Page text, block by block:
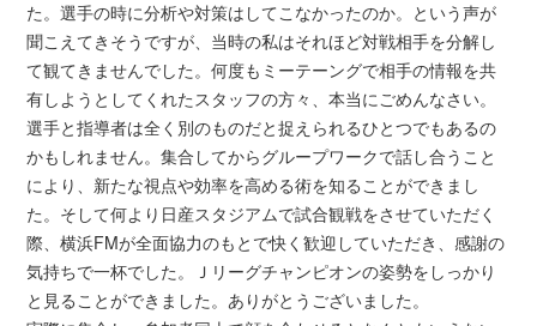
た。選手の時に分析や対策はしてこなかったのか。という声が
聞こえてきそうですが、当時の私はそれほど対戦相手を分解し
て観てきませんでした。何度もミーテーングで相手の情報を共
有しようとしてくれたスタッフの方々、本当にごめんなさい。
選手と指導者は全く別のものだと捉えられるひとつでもあるの
かもしれません。集合してからグループワークで話し合うこと
により、新たな視点や効率を高める術を知ることができまし
た。そして何より日産スタジアムで試合観戦をさせていただく
際、横浜FMが全面協力のもとで快く歓迎していただき、感謝の
気持ちで一杯でした。Ｊリーグチャンピオンの姿勢をしっかり
と見ることができました。ありがとうございました。